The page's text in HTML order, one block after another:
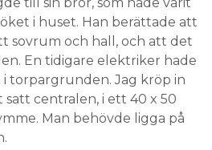
inga särskilda
centralen ska placeras
den sitter i, såsom
kan man behöva
arbetsmiljön på vissa
i huset. Han berättade att
sovrum och hall, och att det
En tidigare elektriker hade
torpargrunden. Jag kröp in
centralen, i ett 40 x 50
Man behövde ligga på